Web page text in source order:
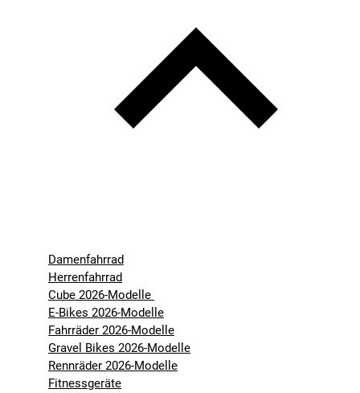
Damenfahrrad
Herrenfahrrad
Cube 2026-Modelle
E-Bikes 2026-Modelle
Fahrräder 2026-Modelle
Gravel Bikes 2026-Modelle
Rennräder 2026-Modelle
Fitnessgeräte